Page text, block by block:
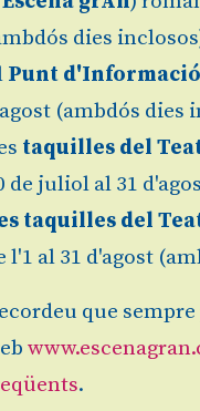
de Granollers
les Franqueses.
dies
Punt
(ambdós dies
taquilles del
de juliol al 31
taquilles del
l'1 al 31 d'agost
que
.